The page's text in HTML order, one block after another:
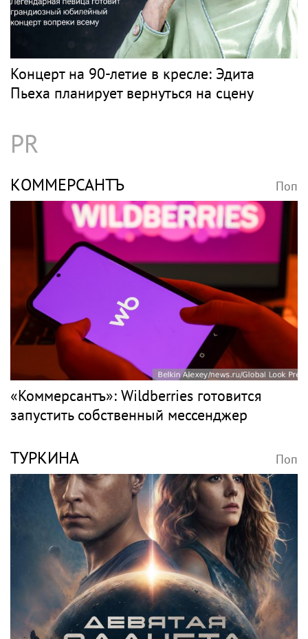
Концерт на 90-летие в кресле: Эдита
Пьеха планирует вернуться на сцену
PR
КОММЕРСАНТЪ Поп
«Коммерсантъ»: Wildberries готовится
запустить собственный мессенджер
ТУРКИНА Поп